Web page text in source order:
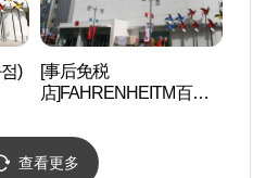
)
[事后免税
店]FAHRENHEITM百货
엠백화점 춘천점)
查看更多